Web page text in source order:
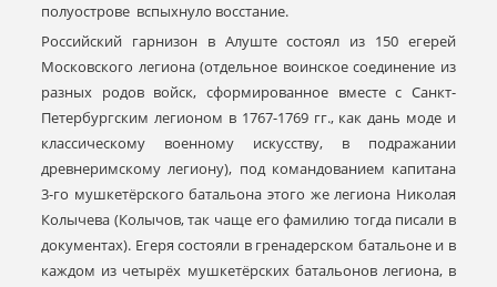
полуострове вспыхнуло восстание.
Российский гарнизон в Алуште состоял из 150 егерей
Московского легиона (отдельное воинское соединение из
разных родов войск, сформированное вместе с Санкт-
Петербургским легионом в 1767-1769 гг., как дань моде и
классическому военному искусству, в подражании
древнеримскому легиону), под командованием капитана
3-го мушкетёрского батальона этого же легиона Николая
Колычева (Колычов, так чаще его фамилию тогда писали в
документах). Егеря состояли в гренадерском батальоне и в
каждом из четырёх мушкетёрских батальонов легиона, в